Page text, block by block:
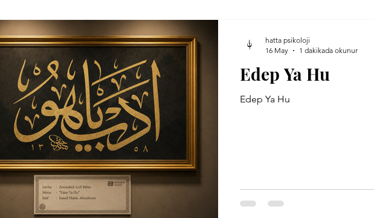
Prof. Dr. Ömer Karaoğlu
Muhammed Nuri Çelikkaya Celi Divani Mehmet Özel
Senem Demirci Faruk Eratlı
Alpaydın Nadir Tatar Prof. Dr. Paul Bloom
Edep Ya Hu
Edep Ya Hu
hatta psikoloji
16 May
1 dakikada okunur